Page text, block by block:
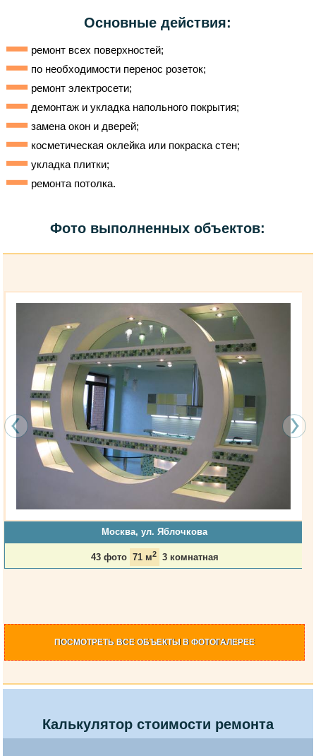
Основные действия:
ремонт всех поверхностей;
по необходимости перенос розеток;
ремонт электросети;
демонтаж и укладка напольного покрытия;
замена окон и дверей;
косметическая оклейка или покраска стен;
укладка плитки;
ремонта потолка.
Фото выполненных объектов:
Москва, ул. Яблочкова
43 фото 71 м2 3 комнатная
ПОСМОТРЕТЬ ВСЕ ОБЪЕКТЫ В ФОТОГАЛЕРЕЕ
Калькулятор стоимости ремонта